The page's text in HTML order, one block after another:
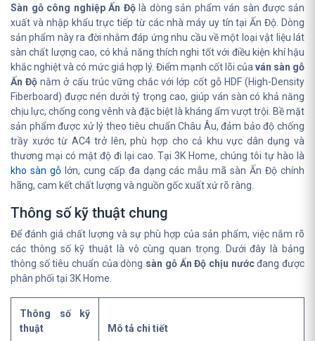
Sàn gỗ công nghiệp Ấn Độlà dòng sản phẩm ván sàn được sản
xuất và nhập khẩu trực tiếp từ các nhà máy uy tín tại Ấn Độ. Dòng
sản phẩm này ra đời nhằm đáp ứng nhu cầu về một loại vật liệu lát
sàn chất lượng cao, có khả năng thích nghi tốt với điều kiện khí hậu
khắc nghiệt và có mức giá hợp lý. Điểm mạnh cốt lõi của ván sàn gỗ
Ấn Độ nằm ở cấu trúc vững chắc với lớp cốt gỗ HDF (High-Density
Fiberboard) được nén dưới tỷ trọng cao, giúp ván sàn có khả năng
chịu lực, chống cong vênh và đặc biệt là kháng ẩm vượt trội. Bề mặt
sản phẩm được xử lý theo tiêu chuẩn Châu Âu, đảm bảo độ chống
trầy xước từ AC4 trở lên, phù hợp cho cả khu vực dân dụng và
thương mại có mật độ đi lại cao. Tại 3K Home, chúng tôi tự hào là
kho sàn gỗlớn, cung cấp đa dạng các mẫu mã sàn Ấn Độ chính
hãng, cam kết chất lượng và nguồn gốc xuất xứ rõ ràng.
Thông số kỹ thuật chung
Để đánh giá chất lượng và sự phù hợp của sản phẩm, việc nắm rõ
các thông số kỹ thuật là vô cùng quan trọng. Dưới đây là bảng
thông số tiêu chuẩn của dòng sàn gỗ Ấn Độ chịu nướcđang được
phân phối tại 3K Home.
Thông số kỹ
thuật
Mô tả chi tiết